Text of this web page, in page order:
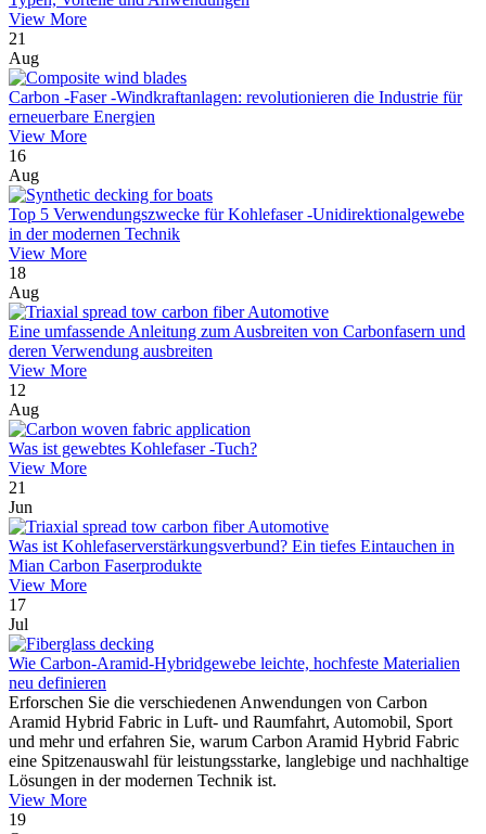
View More
21
Aug
Carbon -Faser -Windkraftanlagen: revolutionieren die Industrie für
erneuerbare Energien
View More
16
Aug
Top 5 Verwendungszwecke für Kohlefaser -Unidirektionalgewebe
in der modernen Technik
View More
18
Aug
Eine umfassende Anleitung zum Ausbreiten von Carbonfasern und
deren Verwendung ausbreiten
View More
12
Aug
Was ist gewebtes Kohlefaser -Tuch?
View More
21
Jun
Was ist Kohlefaserverstärkungsverbund? Ein tiefes Eintauchen in
Mian Carbon Faserprodukte
View More
17
Jul
Wie Carbon-Aramid-Hybridgewebe leichte, hochfeste Materialien
neu definieren
Erforschen Sie die verschiedenen Anwendungen von Carbon
Aramid Hybrid Fabric in Luft- und Raumfahrt, Automobil, Sport
und mehr und erfahren Sie, warum Carbon Aramid Hybrid Fabric
eine Spitzenauswahl für leistungsstarke, langlebige und nachhaltige
Lösungen in der modernen Technik ist.
View More
19